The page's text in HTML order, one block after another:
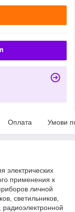
Оплата Умови
электрических
применения к
личной
светильников,
радиоэлектронной